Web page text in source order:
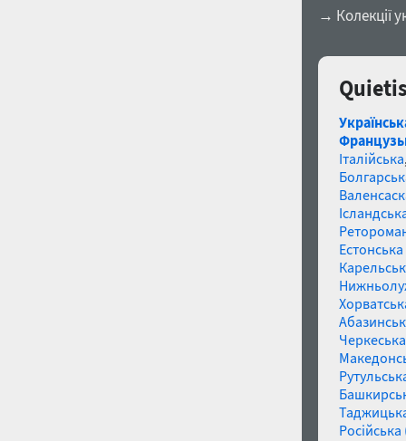
→ Колекції
Італійська
Черкеська
Російська